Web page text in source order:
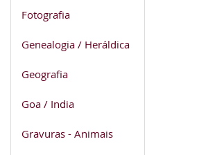
Fotografia
Genealogia / Heráldica
Geografia
Goa / India
Gravuras - Animais